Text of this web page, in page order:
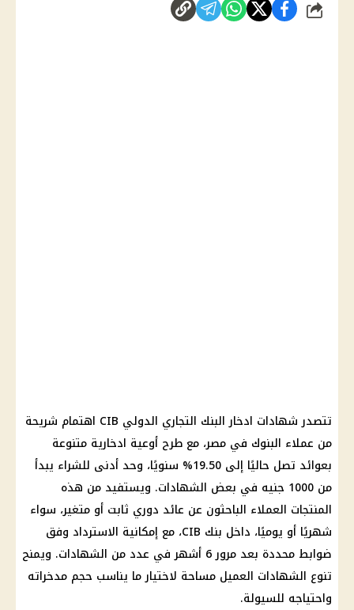
شارك
تتصدرشهادات ادخار
البنك التجاري الدولي CIB اهتمام شريحة
من عملاء البنوك في مصر، مع طرح أوعية ادخارية متنوعة
بعوائد تصل حاليًا إلى 19.50% سنويًا، وحد أدنى للشراء يبدأ
من 1000 جنيه في بعض الشهادات. ويستفيد من هذه
المنتجات العملاء الباحثون عن عائد دوري ثابت أو متغير، سواء
شهريًا أو يوميًا، داخل بنك CIB، مع إمكانية الاسترداد وفق
ضوابط محددة بعد مرور 6 أشهر في عدد من الشهادات. ويمنح
تنوع الشهادات العميل مساحة لاختيار ما يناسب حجم مدخراته
واحتياجه للسيولة.